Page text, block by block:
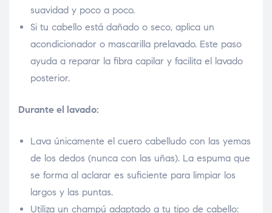
suavidad y poco a poco.
Si tu cabello está dañado o seco, aplica un
acondicionador o mascarilla prelavado. Este paso
ayuda a reparar la fibra capilar y facilita el lavado
posterior.
Durante el lavado:
Lava únicamente el cuero cabelludo con las yemas
de los dedos (nunca con las uñas). La espuma que
se forma al aclarar es suficiente para limpiar los
largos y las puntas.
Utiliza un champú adaptado a tu tipo de cabello: